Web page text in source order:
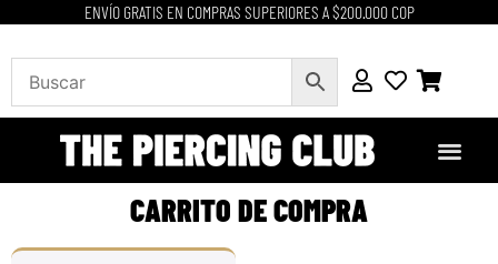
ENVÍO GRATIS EN COMPRAS SUPERIORES A $200.000 COP
CARRITO DE COMPRA